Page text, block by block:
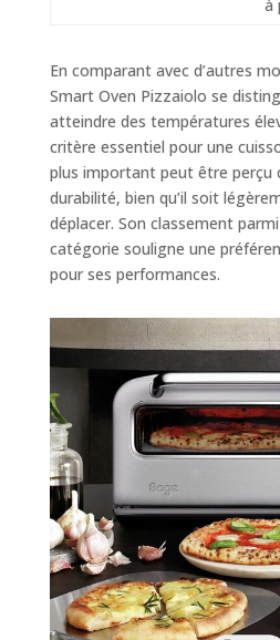
à
En comparant avec d’autres
Smart Oven Pizzaiolo se
atteindre des températures
critère essentiel pour une
plus important peut être perçu
durabilité, bien qu’il soit
déplacer. Son classement
catégorie souligne une
pour ses performances.